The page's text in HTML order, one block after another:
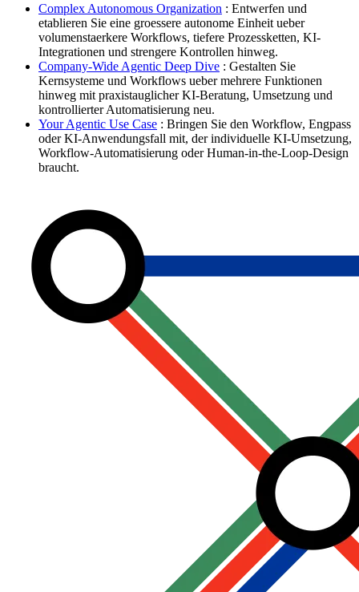
Complex Autonomous Organization : Entwerfen und
etablieren Sie eine groessere autonome Einheit ueber
volumenstaerkere Workflows, tiefere Prozessketten, KI-
Integrationen und strengere Kontrollen hinweg.
Company-Wide Agentic Deep Dive : Gestalten Sie
Kernsysteme und Workflows ueber mehrere Funktionen
hinweg mit praxistauglicher KI-Beratung, Umsetzung und
kontrollierter Automatisierung neu.
Your Agentic Use Case : Bringen Sie den Workflow, Engpass
oder KI-Anwendungsfall mit, der individuelle KI-Umsetzung,
Workflow-Automatisierung oder Human-in-the-Loop-Design
braucht.